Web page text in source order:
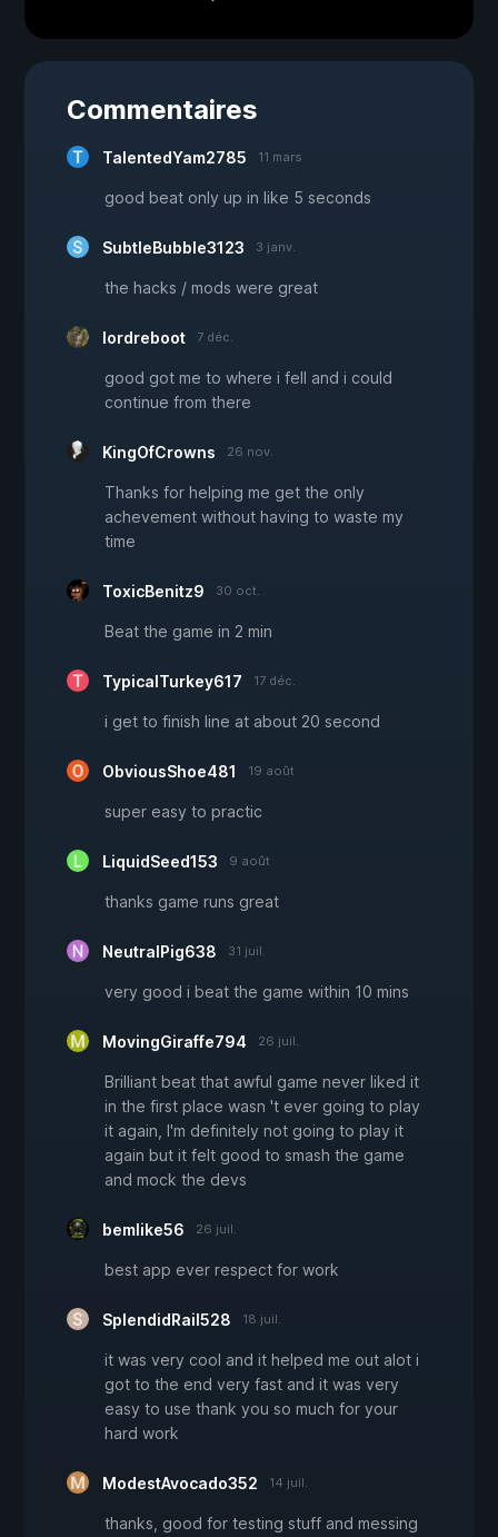
Commentaires
TalentedYam2785 11 mars
good beat only up in like 5 seconds
SubtleBubble3123 3 janv.
the hacks / mods were great
lordreboot 7 déc.
good got me to where i fell and i could
continue from there
KingOfCrowns 26 nov.
Thanks for helping me get the only
achevement without having to waste my
time
ToxicBenitz9 30 oct.
Beat the game in 2 min
TypicalTurkey617 17 déc.
i get to finish line at about 20 second
ObviousShoe481 19 août
super easy to practic
LiquidSeed153 9 août
thanks game runs great
NeutralPig638 31 juil.
very good i beat the game within 10 mins
MovingGiraffe794 26 juil.
Brilliant beat that awful game never liked it
in the first place wasn 't ever going to play
it again, I'm definitely not going to play it
again but it felt good to smash the game
and mock the devs
bemlike56 26 juil.
best app ever respect for work
SplendidRail528 18 juil.
it was very cool and it helped me out alot i
got to the end very fast and it was very
easy to use thank you so much for your
hard work
ModestAvocado352 14 juil.
thanks, good for testing stuff and messing